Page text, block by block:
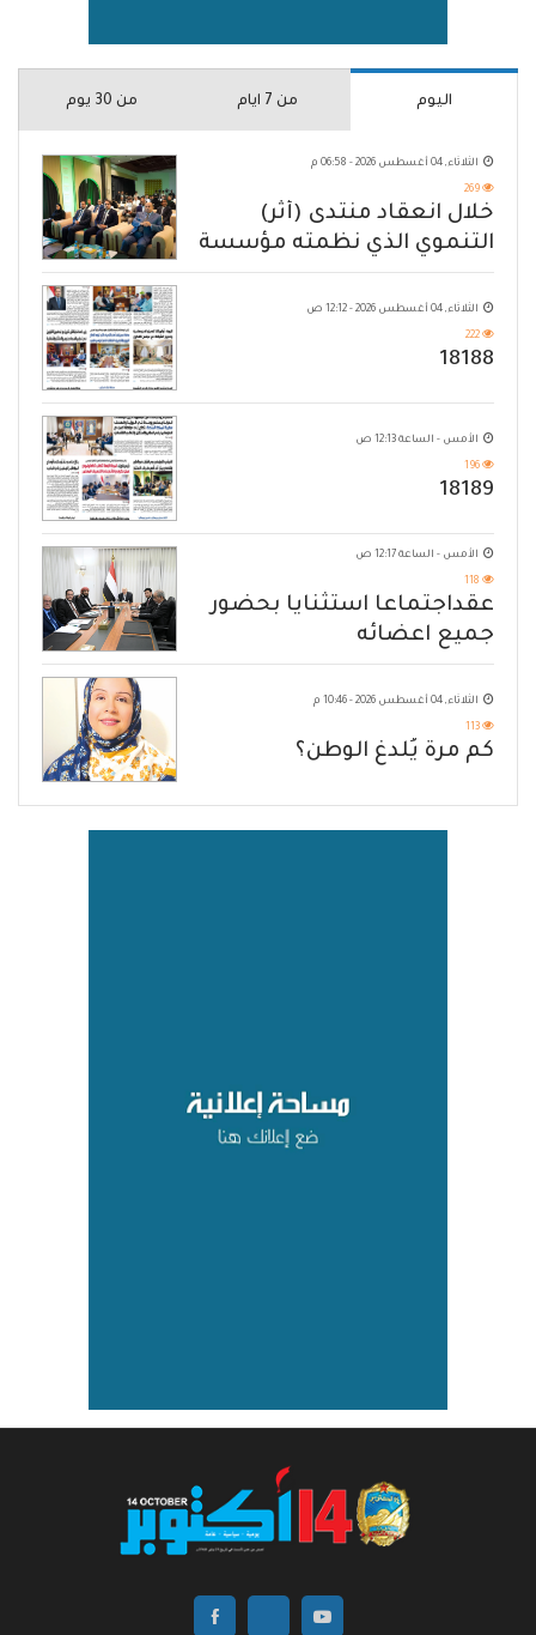
اليوم من 7 ايام من 30 يوم
الثلاثاء, 04 أغسطس 2026 - 06:58 م
269
خلال انعقاد منتدى (أثر)
التنموي الذي نظمته مؤسسة
حضرموت
الثلاثاء, 04 أغسطس 2026 - 12:12 ص
222
18188
الأمس - الساعة 12:13 ص
196
18189
الأمس - الساعة 12:17 ص
118
عقداجتماعا استثنايا بحضور
جميع اعضائه
الثلاثاء, 04 أغسطس 2026 - 10:46 م
113
كم مرة يُلدغ الوطن؟